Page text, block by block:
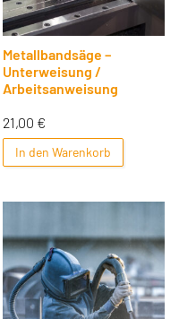
Metallbandsäge –
Unterweisung /
Arbeitsanweisung
21,00 €
In den Warenkorb